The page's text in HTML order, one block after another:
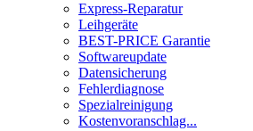
Express-Reparatur
Leihgeräte
BEST-PRICE Garantie
Softwareupdate
Datensicherung
Fehlerdiagnose
Spezialreinigung
Kostenvoranschlag...